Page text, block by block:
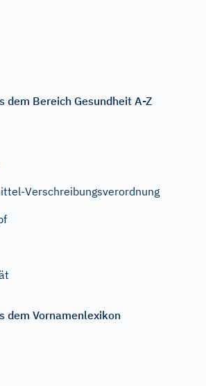
dem Bereich Gesundheit A-Z
Verschreibungsverordnung
dem Vornamenlexikon